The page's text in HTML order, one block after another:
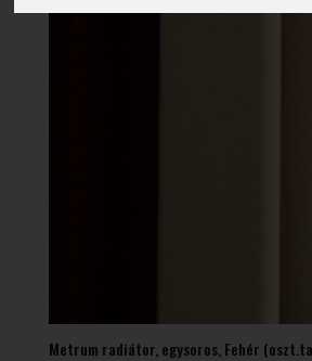
Metrum radiátor, egysoros, Fehér